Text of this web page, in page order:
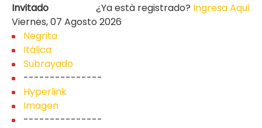
¿Ya està registrado? Ingresa Aquí
Invitado
Viernes, 07 Agosto 2026
Negrita
Itálica
Subrayado
---------------
Hyperlink
Imagen
---------------